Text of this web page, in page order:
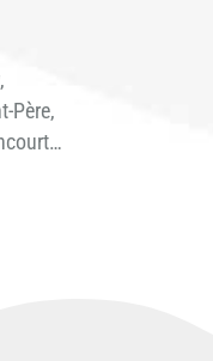
Père,